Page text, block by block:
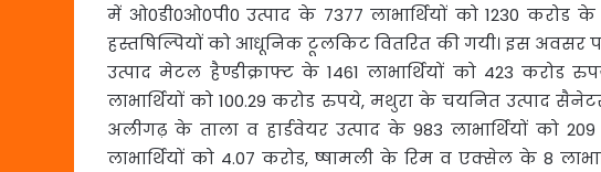
में ओ0डी0ओ0पी0 उत्पाद के 7377 लाभार्थियों को 1230
हस्तषिल्पियों को आधूनिक टूलकिट वितरित की गयी। इस अवसर
उत्पाद मेटल हैण्डीक्राफ्ट के 1461 लाभार्थियों को 423
लाभार्थियों को 100.29 करोड रुपये, मथुरा के चयनित उत्पाद
अलीगढ़ के ताला व हार्डवेयर उत्पाद के 983 लाभार्थियों को
लाभार्थियों को 4.07 करोड, ष्षामली के रिम व एक्सेल के 8